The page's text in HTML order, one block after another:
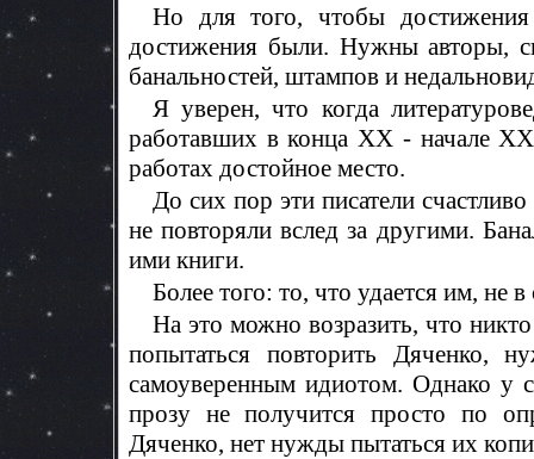
Но для того, чтобы
достижения были. Нужны авторы,
банальностей, штампов и
Я уверен, что когда
работавших в конца XX - начале
работах достойное место.
До сих пор эти писатели
не повторяли вслед за другими.
ими книги.
Более того: то, что удается им, не
На это можно возразить, что
попытаться повторить
самоуверенным идиотом. Однако у
прозу не получится просто по
Дяченко, нет нужды пытаться их